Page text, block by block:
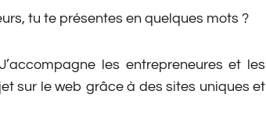
tu te présentes en quelques mots ?
les entrepreneures et les
sur le web grâce à des sites uniques et